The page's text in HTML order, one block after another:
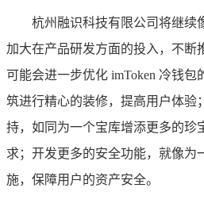
杭州融识科技有限公司将继续
加大在产品研发方面的投入，不断
可能会进一步优化 imToken 冷钱
筑进行精心的装修，提高用户体验
持，如同为一个宝库增添更多的珍
求；开发更多的安全功能，就像为
施，保障用户的资产安全。